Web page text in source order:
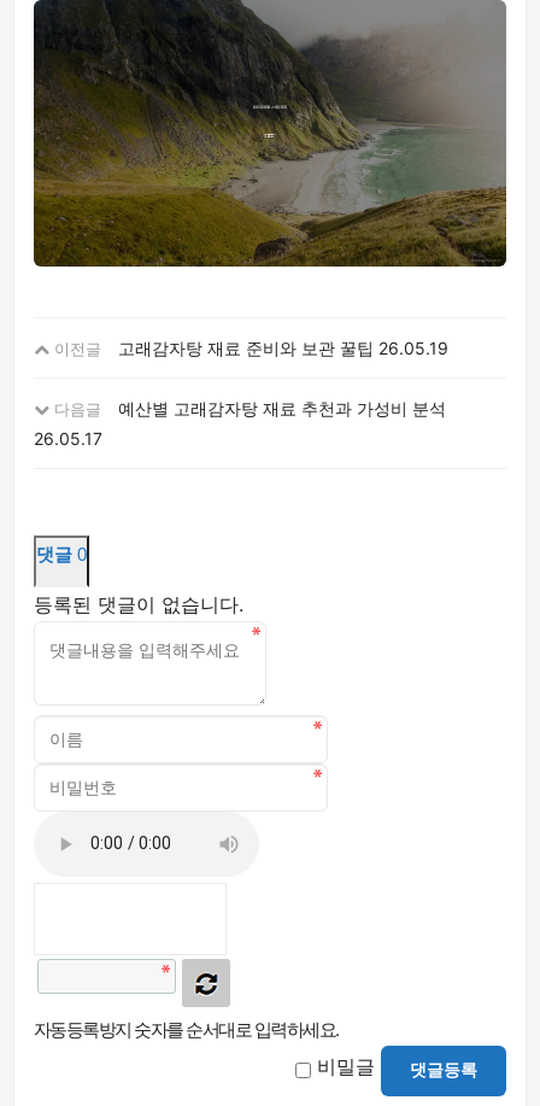
이전글 고래감자탕 재료 준비와 보관 꿀팁 26.05.19
다음글
예산별 고래감자탕 재료 추천과 가성비 분석
26.05.17
댓글 0
등록된 댓글이 없습니다.
자동등록방지 숫자를 순서대로 입력하세요.
비밀글 댓글등록